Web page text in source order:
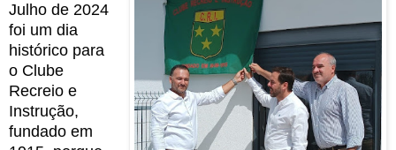
Julho de 2024
foi um dia
histórico para
o Clube
Recreio e
Instrução,
fundado em